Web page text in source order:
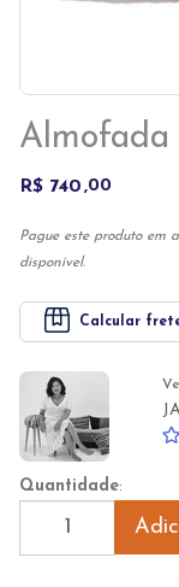
Almofada
R$ 740 00
Pague este produto em
disponível.
Calcular
Quantidade: